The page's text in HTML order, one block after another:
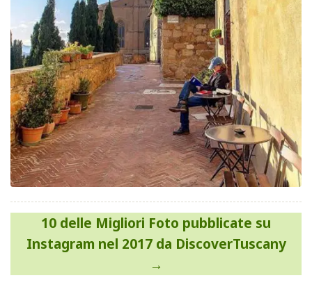
Navigazione
articoli
10 delle Migliori Foto pubblicate su
Instagram nel 2017 da DiscoverTuscany